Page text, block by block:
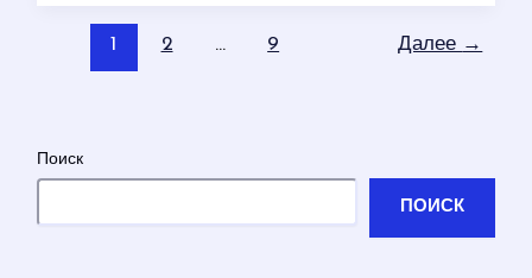
Узнайте
Стоимость
1 2 … 9 Далее →
Поиск
ПОИСК